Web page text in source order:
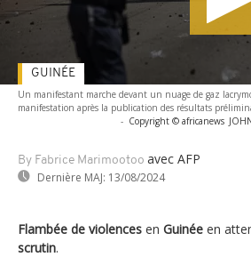
Un manifestant marche devant un nuage de gaz
manifestation après la publication des résultats
- Copyright © africanews
By Fabrice Marimootoo avec AFP
Dernière MAJ: 13/08/2024
GUINÉE
Flambée de violences en Guinée en
scrutin.